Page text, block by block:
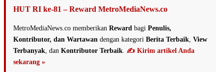
HUT RI ke-81 – Reward MetroMediaNews.co
MetroMediaNews.co memberikan Reward bagi Penulis,
Kontributor, dan Wartawan dengan kategori Berita Terbaik View
Terbanyak , dan Kontributor Terbaik ✍️ Kirim artikel Anda
sekarang »